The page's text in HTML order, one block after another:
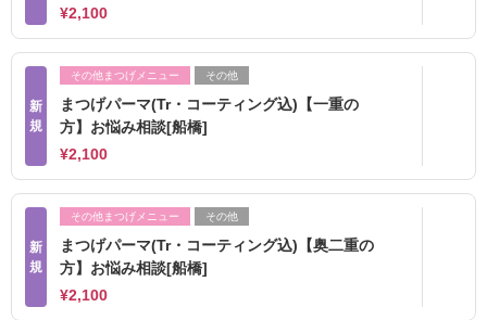
¥2,100
新
規
その他まつげメニュー その他
まつげパーマ(Tr・コーティング込)【一重の
方】お悩み相談[船橋]
¥2,100
新
規
その他まつげメニュー その他
まつげパーマ(Tr・コーティング込)【奥二重の
方】お悩み相談[船橋]
¥2,100